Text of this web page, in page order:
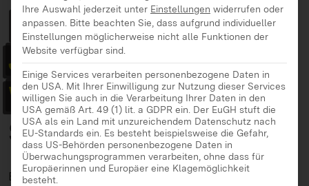
Aktion
Jugendschutz-
Workshops : Internet,
Smartphone und Co.
Bei den Workshops mit Familien und Fachkräften
Ihre Auswahl jederzeit unter Einstellungen widerrufen oder
anpassen. Bitte beachten Sie, dass aufgrund individueller
Einstellungen möglicherweise nicht alle Funktionen der
Website verfügbar sind.
Einige Services verarbeiten personenbezogene Daten in
den USA. Mit Ihrer Einwilligung zur Nutzung dieser Services
willigen Sie auch in die Verarbeitung Ihrer Daten in den
USA gemäß Art. 49 (1) lit. a GDPR ein. Der EuGH stuft die
USA als ein Land mit unzureichendem Datenschutz nach
EU-Standards ein. Es besteht beispielsweise die Gefahr,
dass US-Behörden personenbezogene Daten in
Überwachungsprogrammen verarbeiten, ohne dass für
Europäerinnen und Europäer eine Klagemöglichkeit
besteht.